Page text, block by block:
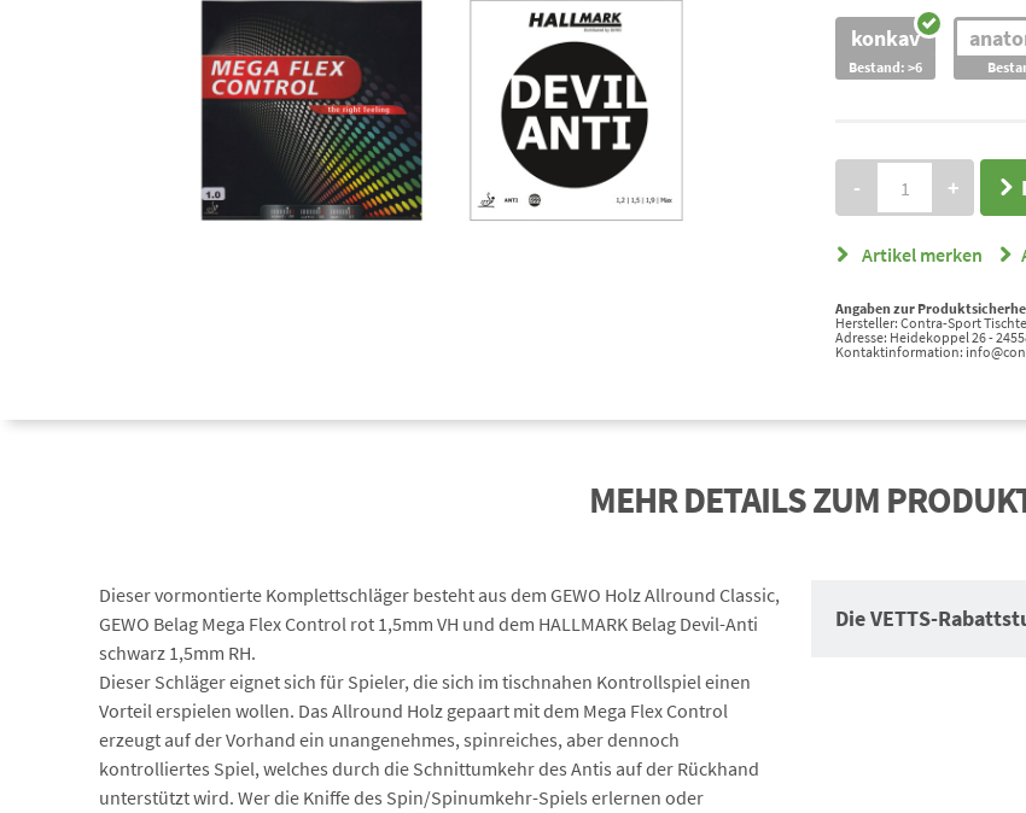
konkav
Bestand: >6
- +
Artikel merken
Angaben zur
Hersteller: Contra-Sport
Adresse: Heidekoppel 26 -
Kontaktinformation:
MEHR DETAILS ZUM
Dieser vormontierte Komplettschläger besteht aus dem GEWO Holz Allround Classic,
GEWO Belag Mega Flex Control rot 1,5mm VH und dem HALLMARK Belag Devil-Anti
schwarz 1,5mm RH.
Dieser Schläger eignet sich für Spieler, die sich im tischnahen Kontrollspiel einen
Vorteil erspielen wollen. Das Allround Holz gepaart mit dem Mega Flex Control
erzeugt auf der Vorhand ein unangenehmes, spinreiches, aber dennoch
kontrolliertes Spiel, welches durch die Schnittumkehr des Antis auf der Rückhand
unterstützt wird. Wer die Kniffe des Spin/Spinumkehr-Spiels erlernen oder
Die VETTS-